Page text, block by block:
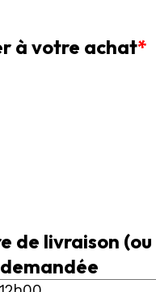
*
à votre achat
de livraison (ou